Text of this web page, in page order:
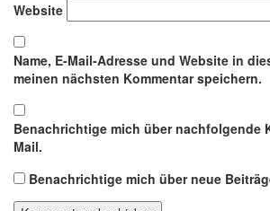
Website
Name, E-Mail-Adresse und Website in
meinen nächsten Kommentar speichern.
Benachrichtige mich über nachfolgende
Mail.
Benachrichtige mich über neue